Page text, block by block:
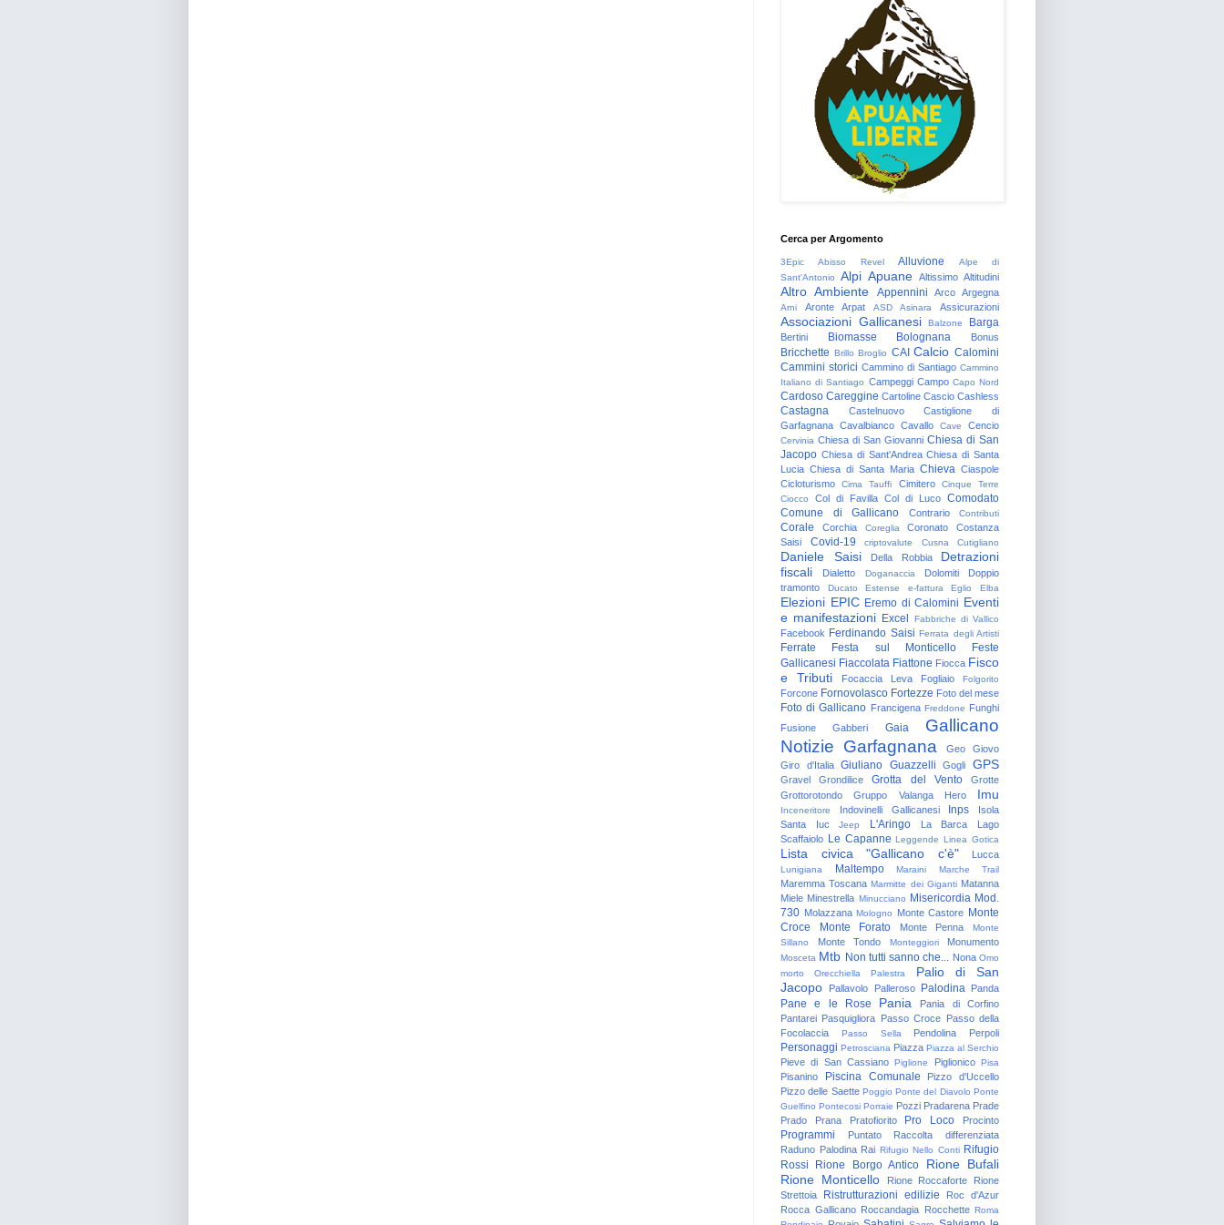
Cerca per Argomento
3Epic Abisso Revel Alluvione
Alpe di
Sant'Antonio
Alpi Apuane Altissimo Altitudini
Altro Ambiente Appennini Arco Argegna
Arni Aronte Arpat ASD Asinara Assicurazioni
Associazioni Gallicanesi Balzone Barga
Bertini Biomasse Bolognana Bonus
Bricchette Brillo Broglio CAI Calcio Calomini
Cammini storici Cammino di Santiago Cammino
Italiano di Santiago Campeggi Campo Capo Nord
Cardoso Careggine Cartoline Cascio Cashless
Castagna Castelnuovo
Castiglione di
Garfagnana Cavalbianco Cavallo Cave Cencio
Cervinia Chiesa di San Giovanni Chiesa di San
Jacopo Chiesa di Sant'Andrea Chiesa di Santa
Lucia Chiesa di Santa Maria Chieva Ciaspole
Cicloturismo
Cima Tauffi Cimitero
Cinque Terre
Ciocco
Col di Favilla Col di Luco Comodato
Comune di Gallicano
Contrario Contributi
Corale Corchia Coreglia Coronato
Costanza
Saisi
Covid-19 criptovalute Cusna Cutigliano
Daniele Saisi Della Robbia
Detrazioni
fiscali
Dialetto Doganaccia Dolomiti
Doppio
tramonto
Ducato Estense e-fattura Eglio Elba
Elezioni EPIC Eremo di Calomini Eventi
e manifestazioni Excel Fabbriche di Vallico
Facebook Ferdinando Saisi Ferrata degli Artisti
Ferrate Festa sul Monticello
Feste
Gallicanesi Fiaccolata Fiattone Fiocca Fisco
e Tributi
Focaccia Leva Fogliaio Folgorito
Forcone Fornovolasco Fortezze Foto del mese
Foto di Gallicano Francigena Freddone Funghi
Fusione
Gabberi Gaia
Gallicano
Notizie Garfagnana Geo
Giovo
Giro d'Italia
Giuliano Guazzelli Gogli GPS
Gravel Grondilice Grotta del Vento
Grotte
Grottorotondo
Gruppo Valanga Hero Imu
Inceneritore Indovinelli Gallicanesi Inps
Isola
Santa
Iuc Jeep L'Aringo La Barca
Lago
Scaffaiolo Le Capanne Leggende Linea Gotica
Lista civica "Gallicano c'è" Lucca
Lunigiana Maltempo Maraini Marche Trail
Maremma Toscana Marmitte dei Giganti Matanna
Miele Minestrella Minucciano Misericordia Mod.
730 Molazzana Mologno Monte Castore Monte
Croce
Monte Forato Monte Penna
Monte
Sillano
Monte Tondo Monteggiori Monumento
Mosceta Mtb Non tutti sanno che... Nona Omo
morto
Orecchiella Palestra
Palio di San
Jacopo
Pallavolo Palleroso Palodina Panda
Pane e le Rose Pania
Pania di Corfino
Pantarei Pasquigliora Passo Croce Passo della
Focolaccia
Passo Sella Pendolina Perpoli
Personaggi Petrosciana Piazza Piazza al Serchio
Pieve di San Cassiano Piglione Piglionico Pisa
Pisanino Piscina Comunale
Pizzo d'Uccello
Pizzo delle Saette Poggio Ponte del Diavolo Ponte
Guelfino Pontecosi Porraie Pozzi Pradarena Prade
Prado
Prana Pratofiorito Pro Loco Procinto
Programmi Puntato
Raccolta differenziata
Raduno Palodina Rai Rifugio Nello Conti Rifugio
Rossi
Rione Borgo Antico
Rione Bufali
Rione Monticello
Rione Roccaforte
Rione
Strettoia
Ristrutturazioni edilizie
Roc d'Azur
Rocca Gallicano Roccandagia Rocchette Roma